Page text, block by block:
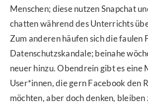
Menschen; diese nutzen Snapchat
chatten während des Unterrichts
Zum anderen häufen sich die faulen
Datenschutzskandale; beinahe
neuer hinzu. Obendrein gibt es eine
User*innen, die gern Facebook den
möchten, aber doch denken, bleiben